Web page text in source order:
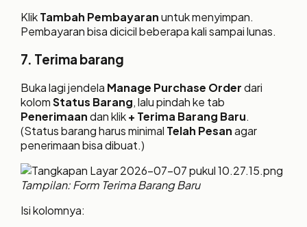
KlikTambah Pembayaranuntuk menyimpan.
Pembayaran bisa dicicil beberapa kali sampai lunas.
7. Terima barang
Buka lagi jendela Manage Purchase Orderdari
kolomStatus Barang, lalu pindah ke tab
Penerimaandan klik+ Terima Barang Baru.
(Status barang harus minimal Telah Pesanagar
penerimaan bisa dibuat.)
Tampilan: Form Terima Barang Baru
Isi kolomnya: